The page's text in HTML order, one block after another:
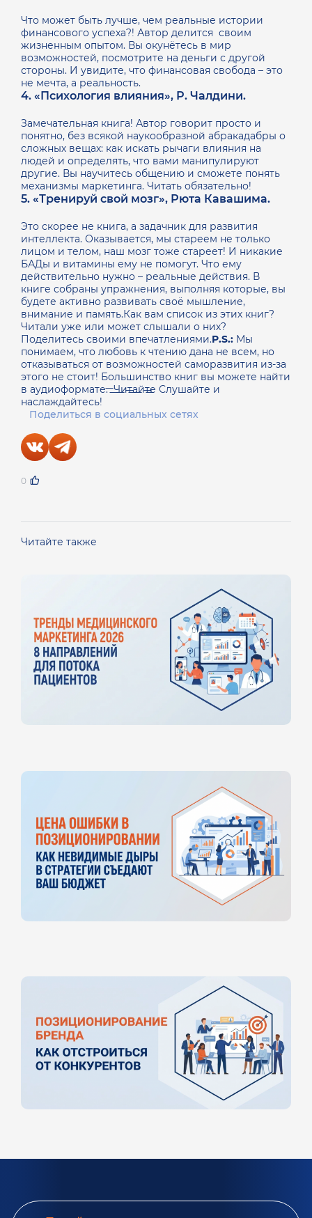
Что может быть лучше, чем реальные истории
финансового успеха?! Автор делится своим
жизненным опытом. Вы окунётесь в мир
возможностей, посмотрите на деньги с другой
стороны. И увидите, что финансовая свобода – это
не мечта, а реальность.
4. «Психология влияния», Р. Чалдини.
Замечательная книга! Автор говорит просто и
понятно, без всякой наукообразной абракадабры о
сложных вещах: как искать рычаги влияния на
людей и определять, что вами манипулируют
другие. Вы научитесь общению и сможете понять
механизмы маркетинга. Читать обязательно!
5. «Тренируй свой мозг», Рюта Кавашима.
Это скорее не книга, а задачник для развития
интеллекта. Оказывается, мы стареем не только
лицом и телом, наш мозг тоже стареет! И никакие
БАДы и витамины ему не помогут. Что ему
действительно нужно – реальные действия. В
книге собраны упражнения, выполняя которые, вы
будете активно развивать своё мышление,
внимание и память.Как вам список из этих книг?
Читали уже или может слышали о них?
Поделитесь своими впечатлениями.P.S.: Мы
понимаем, что любовь к чтению дана не всем, но
отказываться от возможностей саморазвития из-за
этого не стоит! Большинство книг вы можете найти
в аудиоформате. ̶Ч̶и̶т̶а̶й̶т̶е̶ Слушайте и
наслаждайтесь!
Поделиться в социальных сетях
0
Читайте также